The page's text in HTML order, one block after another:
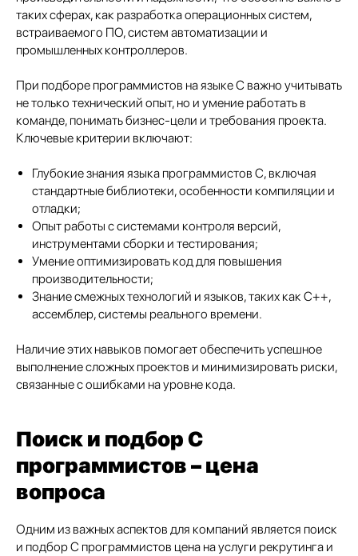
таких сферах, как разработка операционных систем,
встраиваемого ПО, систем автоматизации и
промышленных контроллеров.
При подборе программистов на языке С важно учитывать
не только технический опыт, но и умение работать в
команде, понимать бизнес-цели и требования проекта.
Ключевые критерии включают:
Глубокие знания языка программистов C, включая
стандартные библиотеки, особенности компиляции и
отладки;
Опыт работы с системами контроля версий,
инструментами сборки и тестирования;
Умение оптимизировать код для повышения
производительности;
Знание смежных технологий и языков, таких как C++,
ассемблер, системы реального времени.
Наличие этих навыков помогает обеспечить успешное
выполнение сложных проектов и минимизировать риски,
связанные с ошибками на уровне кода.
Поиск и подбор C
программистов – цена
вопроса
Одним из важных аспектов для компаний является поиск
и подбор C программистов цена на услуги рекрутинга и